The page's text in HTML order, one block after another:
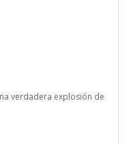
verdadera explosión de